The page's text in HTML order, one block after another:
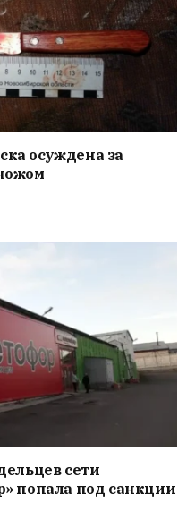
осуждена за
сети
попала под санкции